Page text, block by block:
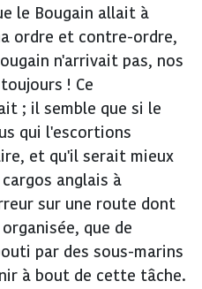
le Bougain allait à
ordre et contre-ordre,
n'arrivait pas, nos
! Ce
; il semble que si le
qui l'escortions
et qu'il serait mieux
anglais à
sur une route dont
que de
par des sous-marins
à bout de cette tâche.